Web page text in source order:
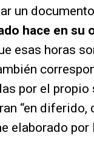
un
hace en su
esas horas
por el propio
“en diferido,
elaborado por